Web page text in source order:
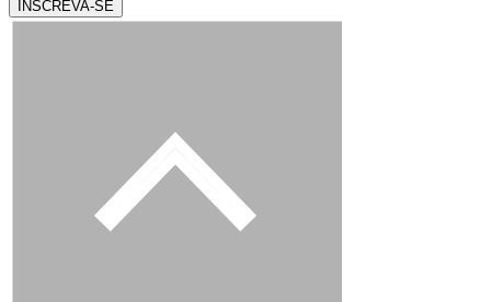
INSCREVA-SE